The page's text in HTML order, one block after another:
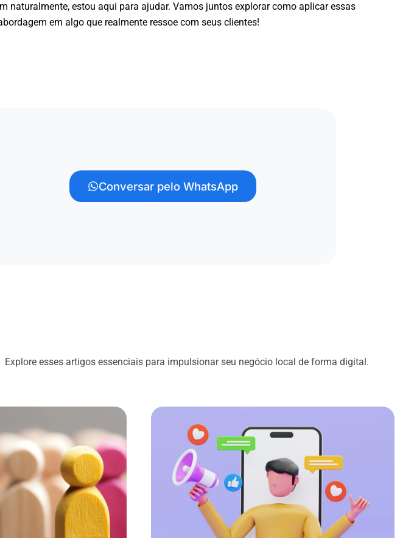
naturalmente, estou aqui para ajudar. Vamos juntos explorar como aplicar essas
em algo que realmente ressoe com seus clientes!
Conversar pelo WhatsApp
Explore esses artigos essenciais para impulsionar seu negócio local de forma digital.